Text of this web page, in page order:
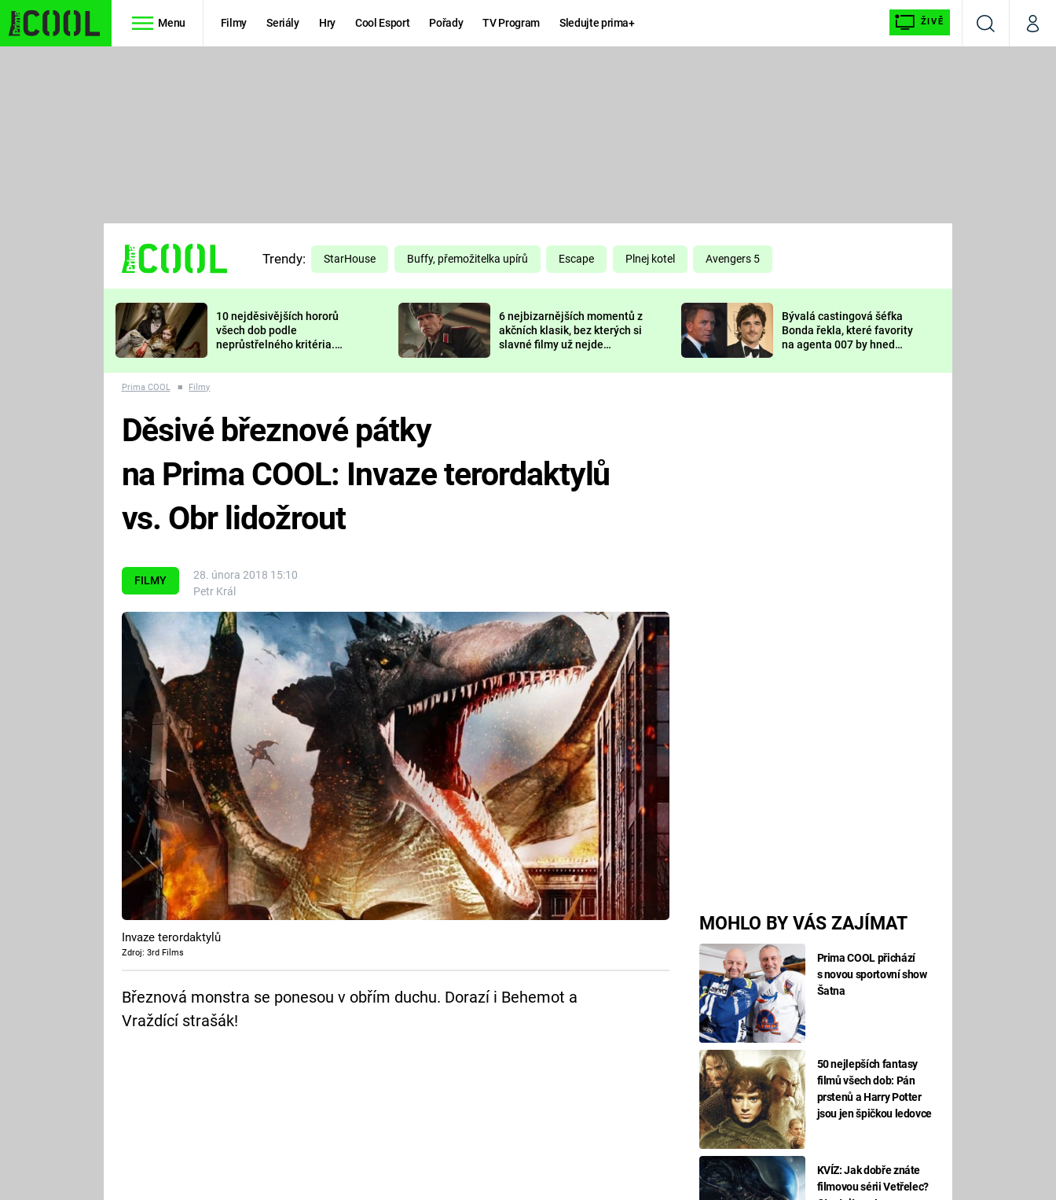
Menu Filmy Seriály Hry Cool Esport Pořady TV Program Sledujte prima+ ŽIVĚ
VyhledáváníMůj
TŘESKU
FUTURAMA
PREDÁTOR
DELIVERANCE
KOMEDIE
CHUCK
NORRIS
DEADPOOL
Prima LAJK
Sledujte nás
Trendy: StarHouse Buffy, přemožitelka upírů Escape Plnej kotel Avengers 5
10 nejděsivějších hororů
všech dob podle
neprůstřelného kritéria.
nejvíc zvednou tep?
6 nejbizarnějších momentů z
akčních klasik, bez kterých si
slavné filmy už nejde
Bývalá castingová šéfka
Bonda řekla, které favority
na agenta 007 by hned
Prima COOL ■ Filmy
FILMY
28. února 2018 15:10
Petr Král
MOHLO BY VÁS ZAJÍMAT
Prima COOL přichází
s novou sportovní show
Šatna
50 nejlepších fantasy
filmů všech dob: Pán
prstenů a Harry Potter
jsou jen špičkou ledovce
KVÍZ: Jak dobře znáte
filmovou sérii Vetřelec?
Děsivé březnové pátky
na Prima COOL: Invaze terordaktylů
vs. Obr lidožrout
Invaze terordaktylů
Zdroj: 3rd Films
Březnová monstra se ponesou v obřím duchu. Dorazí i Behemot a
Vraždící strašák!